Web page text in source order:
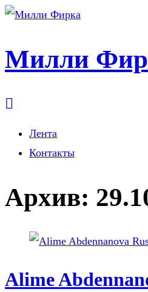
Милли
Лента
Контакты
Архив:
Alime